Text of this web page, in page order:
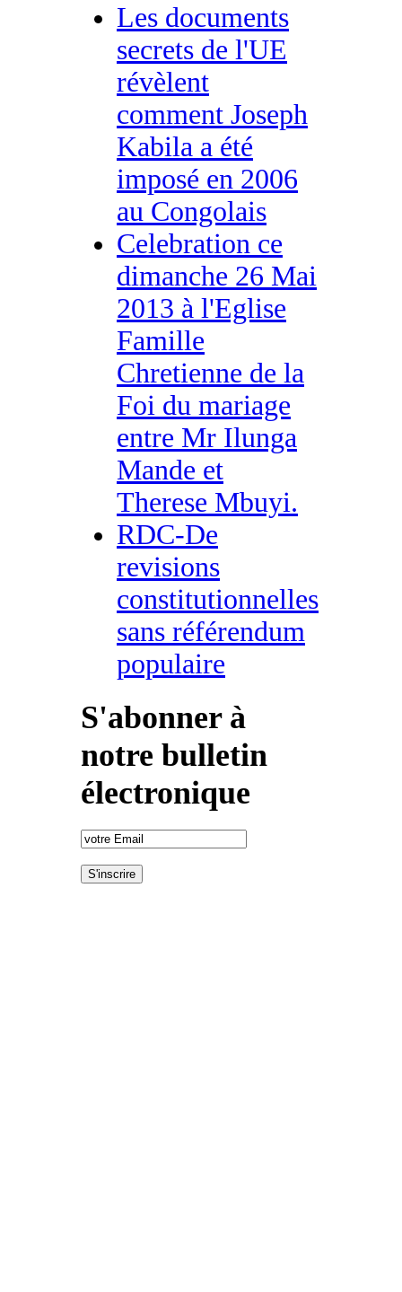
Les documents
secrets de l'UE
révèlent
comment Joseph
Kabila a été
imposé en 2006
au Congolais
Celebration ce
dimanche 26 Mai
2013 à l'Eglise
Famille
Chretienne de la
Foi du mariage
entre Mr Ilunga
Mande et
Therese Mbuyi.
RDC-De
revisions
constitutionnelles
sans référendum
populaire
S'abonner à
notre bulletin
électronique